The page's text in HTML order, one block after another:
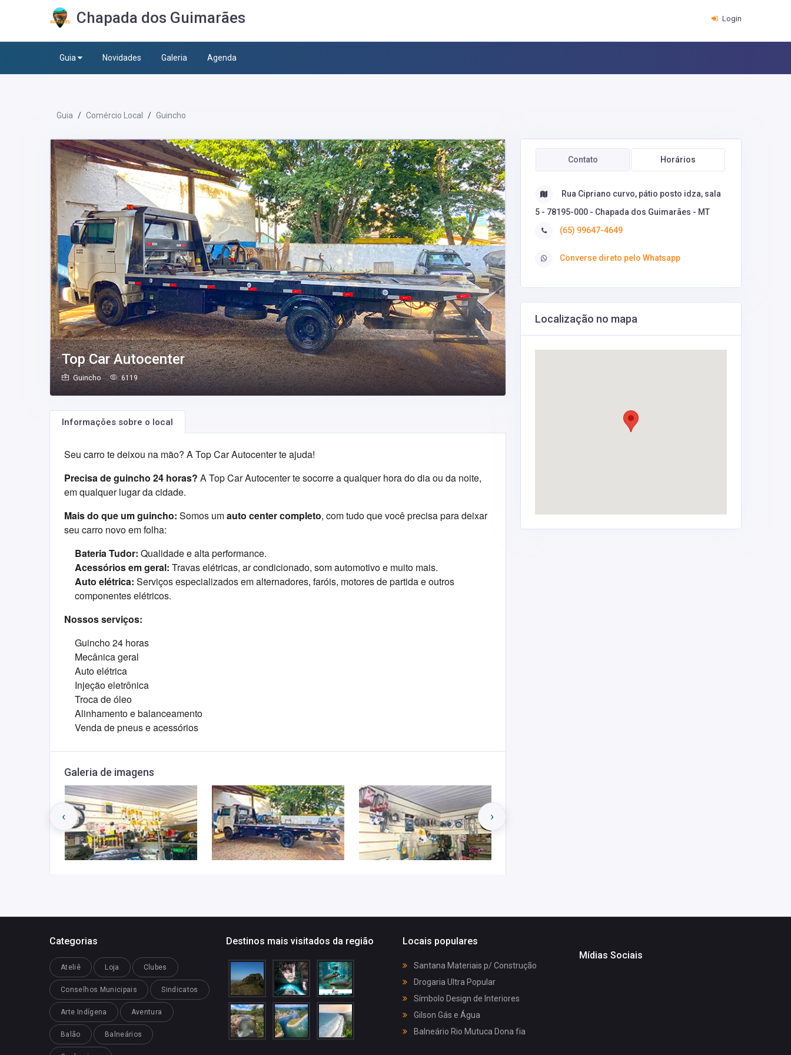
Chapada dos Guimarães Login
Guia Novidades Galeria Agenda
Guia Comércio Local Guincho
Top Car Autocenter
Guincho 6119
Informações sobre o local
Seu carro te deixou na mão? A Top Car Autocenter te ajuda!
Precisa de guincho 24 horas? A Top Car Autocenter te socorre a qualquer hora do dia ou da noite,
em qualquer lugar da cidade.
Mais do que um guincho: Somos umauto center completo, com tudo que você precisa para deixar
seu carro novo em folha:
Bateria Tudor: Qualidade e alta performance.
Acessórios em geral: Travas elétricas, ar condicionado, som automotivo e muito mais.
Auto elétrica: Serviços especializados em alternadores, faróis, motores de partida e outros
componentes elétricos.
Nossos serviços:
Guincho 24 horas
Mecânica geral
Auto elétrica
Injeção eletrônica
Troca de óleo
Alinhamento e balanceamento
Venda de pneus e acessórios
Galeria de imagens
‹ ›
Contato Horários
Rua Cipriano curvo, pátio posto idza, sala
5 - 78195-000 - Chapada dos Guimarães - MT
(65) 99647-4649
Converse direto pelo Whatsapp
Localização no mapa
Categorias
Ateliê Loja Clubes
Conselhos Municipais Sindicatos
Arte Indígena Aventura
Balão Balneários
Destinos mais visitados da região Locais populares
Santana Materiais p/ Construção
Drogaria Ultra Popular
Símbolo Design de Interiores
Gilson Gás e Água
Balneário Rio Mutuca Dona fia
Mídias Sociais